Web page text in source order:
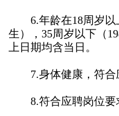
6.年龄在18周岁以
生），35周岁以下（
上日期均含当日。
7.身体健康，符合
8.符合应聘岗位要